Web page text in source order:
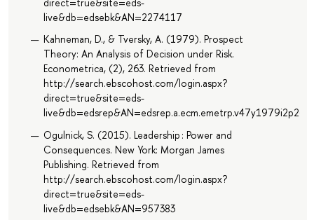
live&db=edsebk&AN=2274117
Kahneman, D., & Tversky, A. (1979). Prospect
Theory: An Analysis of Decision under Risk.
Econometrica, (2), 263. Retrieved from
http://search.ebscohost.com/login.aspx?
direct=true&site=eds-
Ogulnick, S. (2015). Leadership : Power and
Consequences. New York: Morgan James
Publishing. Retrieved from
http://search.ebscohost.com/login.aspx?
direct=true&site=eds-
live&db=edsebk&AN=957383